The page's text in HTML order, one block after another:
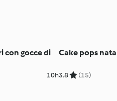
con gocce di
10h
Cake pops
3.8 (15)